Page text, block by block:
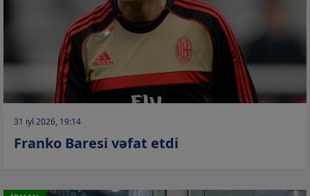
31 iyl 2026, 19:14
Franko Baresi vəfat etdi